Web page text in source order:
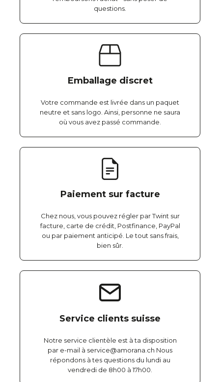
questions.
Emballage discret
Votre commande est livrée dans un paquet
neutre et sans logo. Ainsi, personne ne saura
où vous avez passé commande.
Paiement sur facture
Chez nous, vous pouvez régler par Twint sur
facture, carte de crédit, Postfinance, PayPal
ou par paiement anticipé. Le tout sans frais,
bien sûr.
Service clients suisse
Notre service clientèle est à ta disposition
par e-mail à service@amorana.ch Nous
répondons à tes questions du lundi au
vendredi de 8h00 à 17h00.